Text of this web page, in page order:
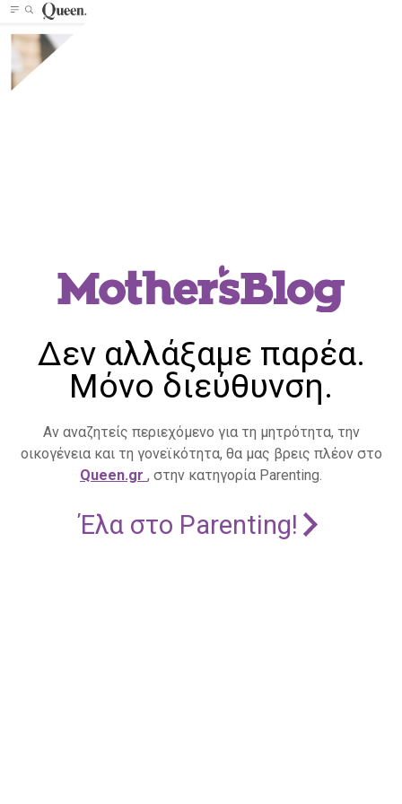
Δεν αλλάξαμε παρέα.
Μόνο διεύθυνση.
Αν αναζητείς περιεχόμενο για τη μητρότητα, την
οικογένεια και τη γονεϊκότητα, θα μας βρεις πλέον στο
Queen.gr , στην κατηγορία Parenting.
Έλα στο Parenting!